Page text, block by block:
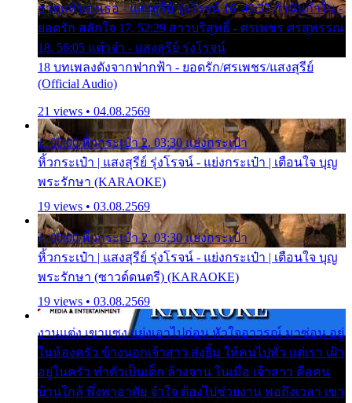
ธาตุแท้ของเธอ - แสงสุรีย์ รุ่งโรจน์ 16. 49:57 กำนันกำใน -
ยอดรัก สลักใจ 17. 52:29 สาวบริสุทธิ์ - ศรเพชร ศรสุพรรณ
18. 56:05 แต๋วจ๋า - แสงสุรีย์ รุ่งโรจน์
18 บทเพลงดังจากฟากฟ้า - ยอดรัก/ศรเพชร/แสงสุรีย์
(Official Audio)
21 views • 04.08.2569
1. 00:00 หิ้วกระเป๋า 2. 03:30 แย่งกระเป๋า
หิ้วกระเป๋า | แสงสุรีย์ รุ่งโรจน์ - แย่งกระเป๋า | เตือนใจ บุญ
พระรักษา (KARAOKE)
19 views • 03.08.2569
1. 00:00 หิ้วกระเป๋า 2. 03:30 แย่งกระเป๋า
หิ้วกระเป๋า | แสงสุรีย์ รุ่งโรจน์ - แย่งกระเป๋า | เตือนใจ บุญ
พระรักษา (ซาวด์ดนตรี) (KARAOKE)
19 views • 03.08.2569
งานแต่ง เขาแซง แย่งเอาไปก่อน หัวใจอาวรณ์ มาซ่อน อยู่
ในห้องครัว ข้างนอกเจ้าสาว ส่งยิ้ม ให้คนไปทั่ว แต่เรา เฝ้า
อยู่ในครัว ทำตัวเป็นเด็ก ล้างจาน ในเมื่อ เจ้าสาว คือคน
บ้านใกล้ พึ่งพาอาศัย จำใจ ต้องไปช่วยงาน พอถึงเวลา เขา